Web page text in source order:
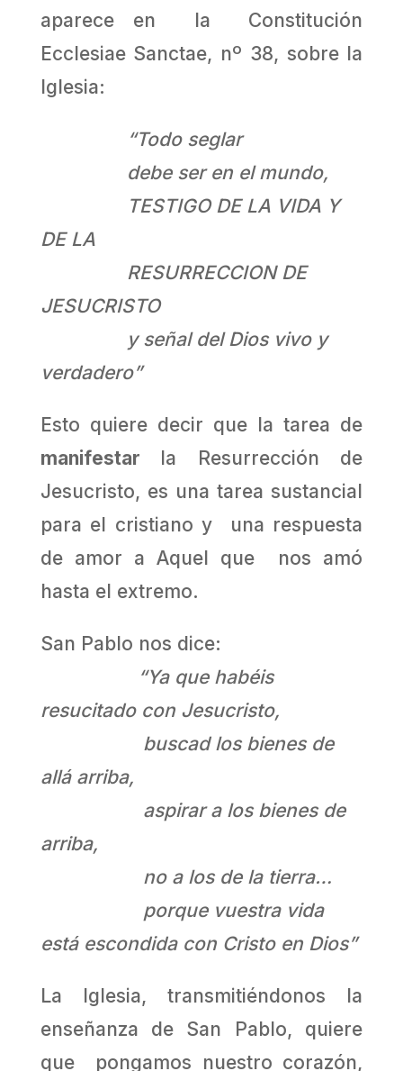
aparece en la Constitución
Ecclesiae Sanctae, nº 38, sobre la
Iglesia:
“Todo seglar
debe ser en el mundo,
TESTIGO DE LA VIDA Y
DE LA
RESURRECCION DE
JESUCRISTO
y señal del Dios vivo y
verdadero”
Esto quiere decir que la tarea de
manifestar la Resurrección de
Jesucristo, es una tarea sustancial
para el cristiano y una respuesta
de amor a Aquel que nos amó
hasta el extremo.
San Pablo nos dice:
“Ya que habéis
resucitado con Jesucristo,
buscad los bienes de
allá arriba,
aspirar a los bienes de
arriba,
no a los de la tierra…
porque vuestra vida
está escondida con Cristo en Dios”
La Iglesia, transmitiéndonos la
enseñanza de San Pablo, quiere
que pongamos nuestro corazón,